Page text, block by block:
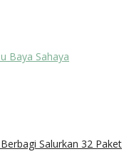
Baya Sahaya
Salurkan 32 Paket